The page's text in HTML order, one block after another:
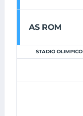
AS ROM
STADIO OLIMPICO